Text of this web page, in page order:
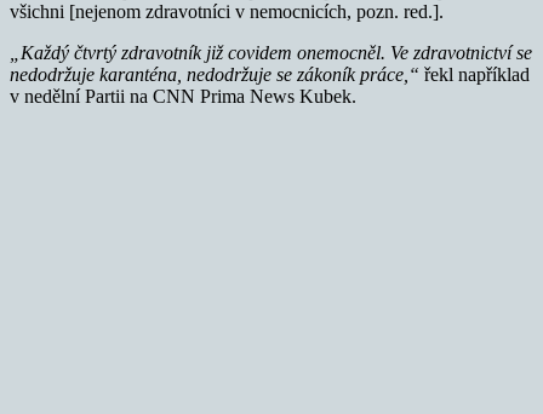
všichni [nejenom zdravotníci v nemocnicích, pozn. red.].
„Každý čtvrtý zdravotník již covidem onemocněl. Ve zdravotnictví se
nedodržuje karanténa, nedodržuje se zákoník práce,“ řekl například
v nedělní Partii na CNN Prima News Kubek.